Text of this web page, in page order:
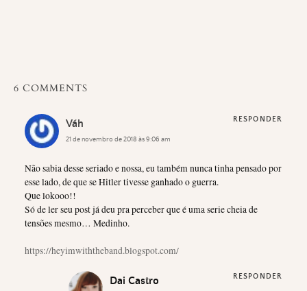
6 COMMENTS
Váh
21 de novembro de 2018 às 9:06 am
Não sabia desse seriado e nossa, eu também nunca tinha pensado por
esse lado, de que se Hitler tivesse ganhado o guerra.
Que lokooo!!
Só de ler seu post já deu pra perceber que é uma serie cheia de
tensões mesmo… Medinho.
https://heyimwiththeband.blogspot.com/
RESPONDER
Dai Castro RESPONDER